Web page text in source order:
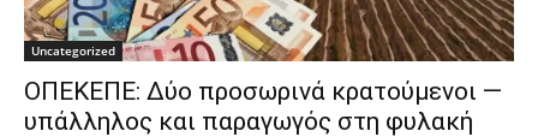
Uncategorized
ΟΠΕΚΕΠΕ: Δύο προσωρινά κρατούμενοι —
υπάλληλος και παραγωγός στη φυλακή